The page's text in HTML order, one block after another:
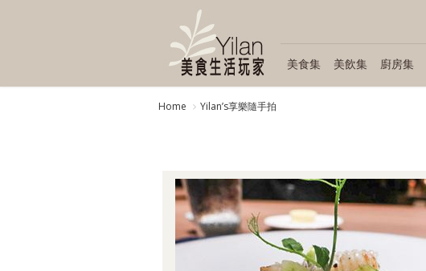
美食集 美飲集 廚房集
Home Yilanʼs享樂隨手拍